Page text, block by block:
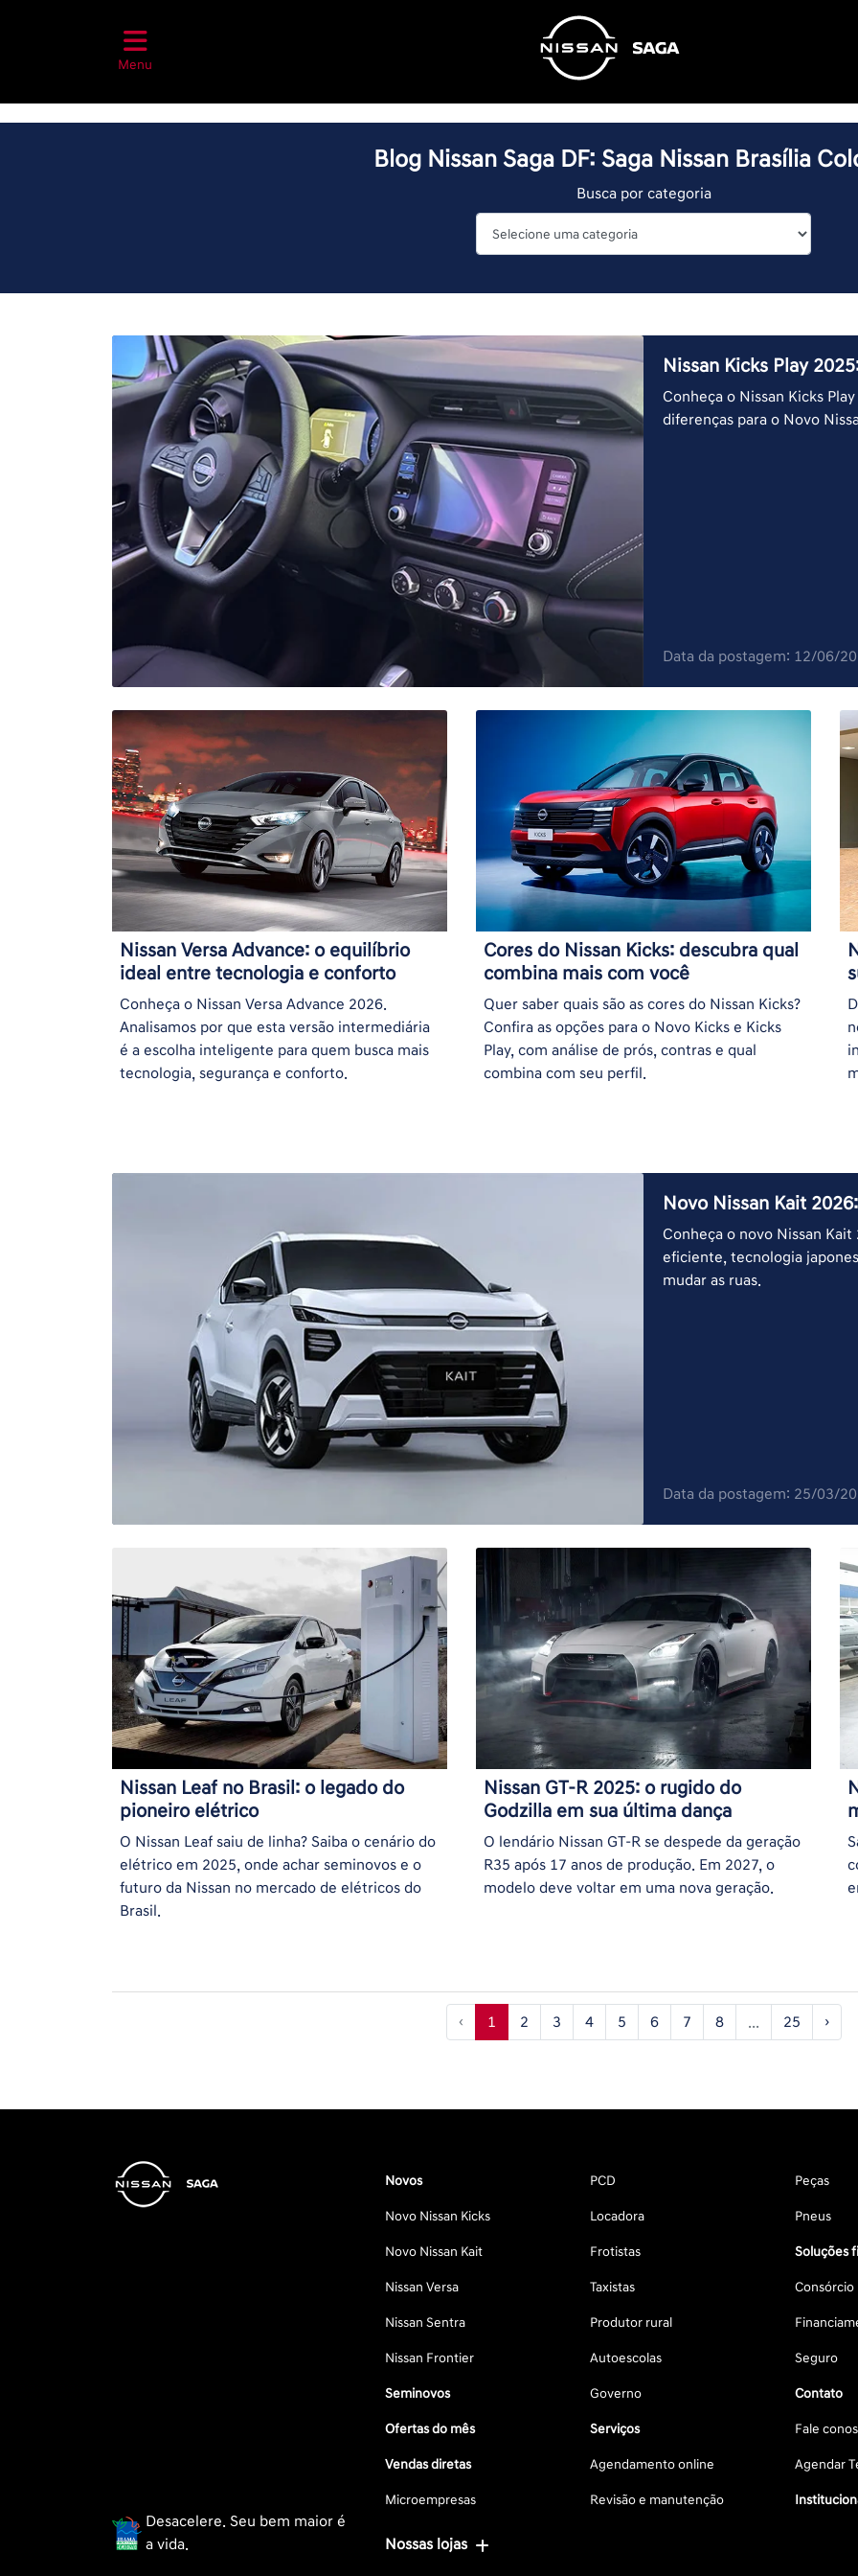
Menu
Blog Nissan Saga DF: Saga Nissan Brasília
Busca por categoria
Nissan Kicks Play
Conheça o Nissan Kicks
diferenças para o Novo
Data da postagem: 12/06/
Nissan Versa Advance: o equilíbrio
ideal entre tecnologia e conforto
Conheça o Nissan Versa Advance 2026.
Analisamos por que esta versão intermediária
é a escolha inteligente para quem busca mais
tecnologia, segurança e conforto.
Cores do Nissan Kicks: descubra qual
combina mais com você
Quer saber quais são as cores do Nissan Kicks?
Confira as opções para o Novo Kicks e Kicks
Play, com análise de prós, contras e qual
combina com seu perfil.
Novo Nissan Kait
Conheça o novo Nissan
eficiente, tecnologia
mudar as ruas.
Data da postagem: 25/03/
Nissan Leaf no Brasil: o legado do
pioneiro elétrico
O Nissan Leaf saiu de linha? Saiba o cenário do
elétrico em 2025, onde achar seminovos e o
futuro da Nissan no mercado de elétricos do
Brasil.
Nissan GT-R 2025: o rugido do
Godzilla em sua última dança
O lendário Nissan GT-R se despede da geração
R35 após 17 anos de produção. Em 2027, o
modelo deve voltar em uma nova geração.
‹ 1 2 3 4 5 6 7 8 ... 25 ›
Desacelere. Seu bem maior é
a vida.
Novos
Novo Nissan Kicks
Novo Nissan Kait
Nissan Versa
Nissan Sentra
Nissan Frontier
Seminovos
Ofertas do mês
Vendas diretas
Microempresas
PCD
Locadora
Frotistas
Taxistas
Produtor rural
Autoescolas
Governo
Serviços
Agendamento online
Revisão e manutenção
Peças
Pneus
Soluções
Consórcio
Seguro
Contato
Fale
Agendar
Nossas lojas